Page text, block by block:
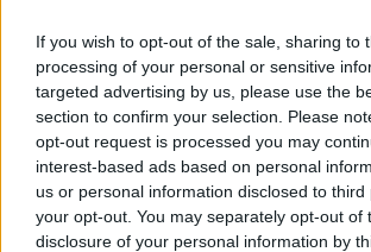
If you wish to opt-out of the sale, sharing to
processing of your personal or sensitive
targeted advertising by us, please use the
section to confirm your selection. Please
opt-out request is processed you may
interest-based ads based on personal
us or personal information disclosed to
your opt-out. You may separately opt-out of
disclosure of your personal information by
@musicapuntocom